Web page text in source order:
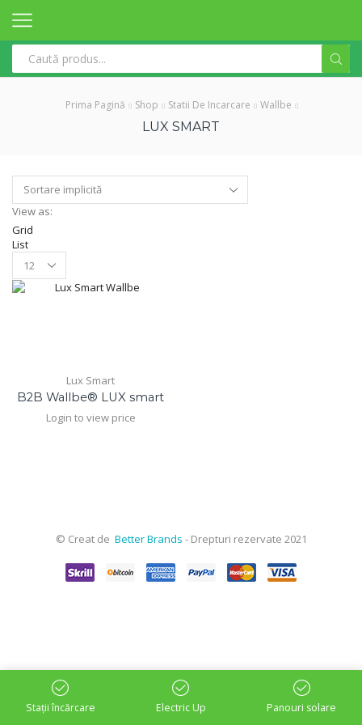
input
Prima Pagină Shop Statii De Incarcare Wallbe
LUX SMART
View as:
Grid
List
per
page
Lux Smart
B2B Wallbe® LUX smart
Login to view price
© Creat de Better Brands - Drepturi rezervate 2021
Stații încărcare Electric Up Panouri solare